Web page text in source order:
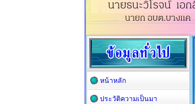
หน้าหลัก
ประวัติความเป็นมา